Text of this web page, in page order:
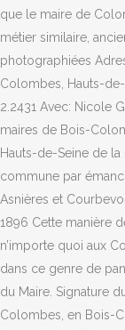
que le maire de
métier similaire,
photographiées
Colombes, Hauts-
2.2431 Avec: Nicole
maires de Bois-
Hauts-de-Seine de
commune par
Asnières et
1896 Cette manière
n’importe quoi aux
dans ce genre de
du Maire. Signature
Colombes, en Bois-